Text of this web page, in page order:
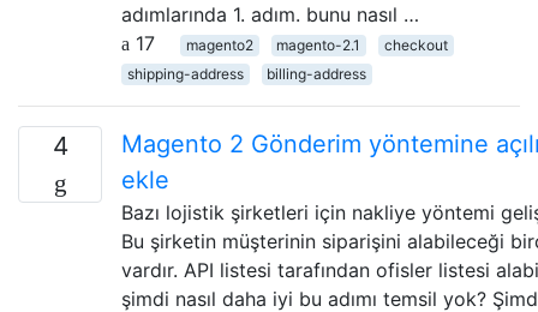
adımlarında 1. adım. bunu nasıl …
17
magento2 magento-2.1
checkout
shipping-address
billing-address
4
Magento 2 Gönderim yöntemine
ekle
Bazı lojistik şirketleri için nakliye yöntemi
Bu şirketin müşterinin siparişini alabileceği
vardır. API listesi tarafından ofisler listesi
şimdi nasıl daha iyi bu adımı temsil yok?